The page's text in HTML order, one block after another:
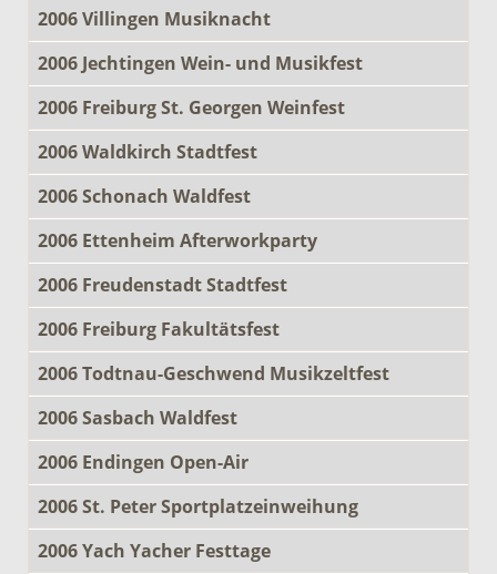
2006 Villingen Musiknacht
2006 Jechtingen Wein- und Musikfest
2006 Freiburg St. Georgen Weinfest
2006 Waldkirch Stadtfest
2006 Schonach Waldfest
2006 Ettenheim Afterworkparty
2006 Freudenstadt Stadtfest
2006 Freiburg Fakultätsfest
2006 Todtnau-Geschwend Musikzeltfest
2006 Sasbach Waldfest
2006 Endingen Open-Air
2006 St. Peter Sportplatzeinweihung
2006 Yach Yacher Festtage